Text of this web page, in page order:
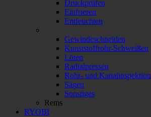
Druckprüfen
Einfrieren
Entfeuchten
Gewindeschneiden
Kunststoffrohr-Schweißen
Löten
Radialpressen
Rohr- und Kanalinspektion
Sägen
Sonstiges
Rems
RYOBI